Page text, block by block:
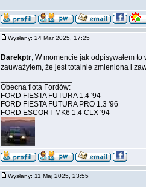
Wysłany: 24 Mar 2025, 17:25
Darekptr, W momencie jak odpisywałem
zauważyłem, że jest totalnie zmieniona i
Obecna flota Fordów:
FORD FIESTA FUTURA 1.4 '94
FORD FIESTA FUTURA PRO 1.3 '96
FORD ESCORT MK6 1.4 CLX '94
Wysłany: 11 Maj 2025, 23:55